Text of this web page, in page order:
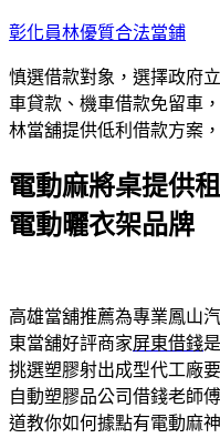
跳
主
要
內
彰化員林優質合法當鋪
慎選借款對象，選擇政府
車貸款、機車借款免留車
林當舖提供低利借款方案
電動麻將桌提供
電動曬衣架品牌
高雄當舖推薦為專業鳳山
東當舖好評商家屏東借錢
挑選塑膠射出成型代工廠要
自動塑膠品公司借錢老師
道教你如何據點有電動麻